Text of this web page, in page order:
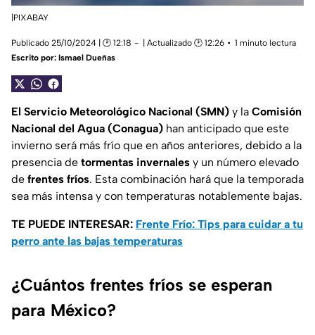
|PIXABAY
Publicado 25/10/2024 | 🕑 12:18 | Actualizado 🕑 12:26
1 minuto lectura
Escrito por: Ismael Dueñas
El Servicio Meteorológico Nacional (SMN) y la Comisión
Nacional del Agua (Conagua) han anticipado que este
invierno será más frío que en años anteriores, debido a la
presencia de tormentas invernales y un número elevado
de frentes fríos. Esta combinación hará que la temporada
sea más intensa y con temperaturas notablemente bajas.
TE PUEDE INTERESAR: Frente Frío: Tips para cuidar a tu
perro ante las bajas temperaturas
¿Cuántos frentes fríos se esperan
para México?